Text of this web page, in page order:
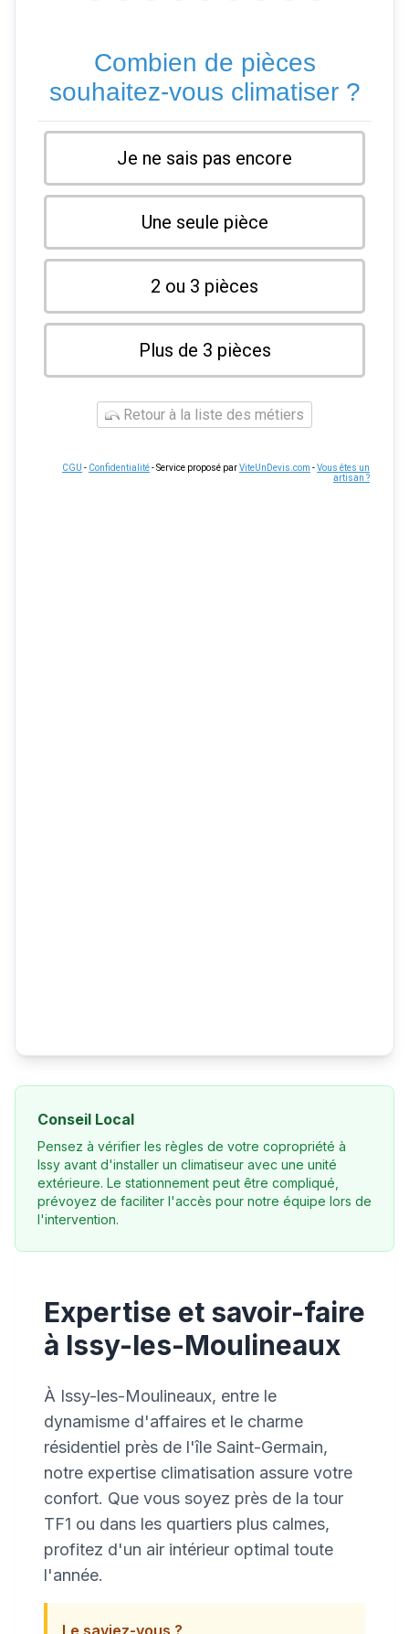
Expertise et savoir-faire
à Issy-les-Moulineaux
À Issy-les-Moulineaux, entre le
dynamisme d'affaires et le charme
résidentiel près de l'île Saint-Germain,
notre expertise climatisation assure votre
confort. Que vous soyez près de la tour
TF1 ou dans les quartiers plus calmes,
profitez d'un air intérieur optimal toute
l'année.
Le saviez-vous ?
Combien de pièces
souhaitez-vous climatiser ?
Je ne sais pas encore
Une seule pièce
2 ou 3 pièces
Plus de 3 pièces
Retour à la liste des métiers
CGU - Confidentialité- Service proposé parViteUnDevis.com -Vous êtes un
artisan ?
Conseil Local
Pensez à vérifier les règles de votre copropriété à
Issy avant d'installer un climatiseur avec une unité
extérieure. Le stationnement peut être compliqué,
prévoyez de faciliter l'accès pour notre équipe lors de
l'intervention.